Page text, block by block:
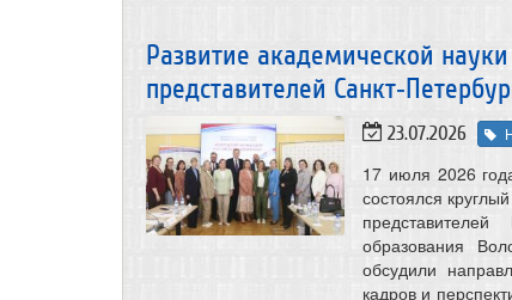
Развитие академической
представителей
23.07.2026
17 июля 2026
состоялся
образования
обсудили
кадров и